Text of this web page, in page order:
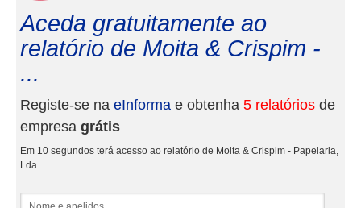
Aceda gratuitamente ao
relatório de Moita & Crispim -
...
Registe-se na eInforma e obtenha 5 relatórios de
empresa grátis
Em 10 segundos terá acesso ao relatório de Moita & Crispim - Papelaria,
Lda